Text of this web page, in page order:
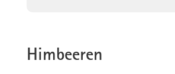
Himbeeren